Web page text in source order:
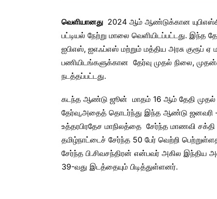
வெளியானது 2024 ஆம் ஆண்டுக்கான
பட்டியல் நேற்று மாலை வெளியிடப்பட்டது.
ஐபிஎஸ், ஐஎஃப்எஸ் மற்றும் மத்திய அரசு குரூப் ஏ
பணியிடங்களுக்கான தேர்வு முதல் நிலை,
நடத்தப்பட்டது.
கடந்த ஆண்டு ஜூன் மாதம் 16 ஆம் தேதி முதல்
தேர்வு,அதைத் தொடர்ந்து இந்த ஆண்டு ஜனவரி
உத்தரபிரதேச மாநிலத்தை சேர்ந்த மாணவி சக்தி
தமிழ்நாட்டைச் சேர்ந்த 50 பேர் வெற்றி
சேர்ந்த பி.சிவசந்திரன் என்பவர் அகில இந்திய
39-வது இடத்தையும் பிடித்துள்ளனர்.